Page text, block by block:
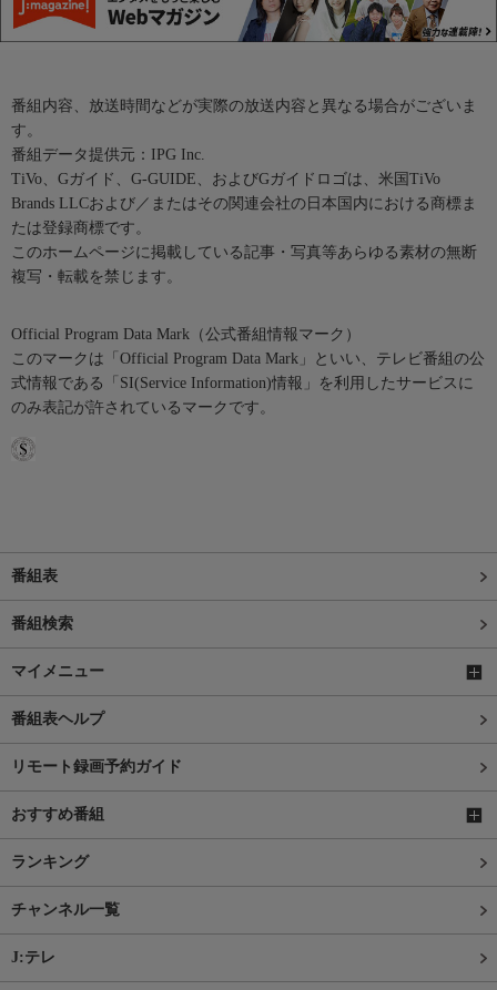
番組内容、放送時間などが実際の放送内容と異なる場合がございま
す。
番組データ提供元：IPG Inc.
TiVo、Gガイド、G-GUIDE、およびGガイドロゴは、米国TiVo
Brands LLCおよび／またはその関連会社の日本国内における商標ま
たは登録商標です。
このホームページに掲載している記事・写真等あらゆる素材の無断
複写・転載を禁じます。
Official Program Data Mark（公式番組情報マーク）
このマークは「Official Program Data Mark」といい、テレビ番組の公
式情報である「SI(Service Information)情報」を利用したサービスに
のみ表記が許されているマークです。
番組表
番組検索
マイメニュー
番組表ヘルプ
リモート録画予約ガイド
おすすめ番組
ランキング
チャンネル一覧
J:テレ